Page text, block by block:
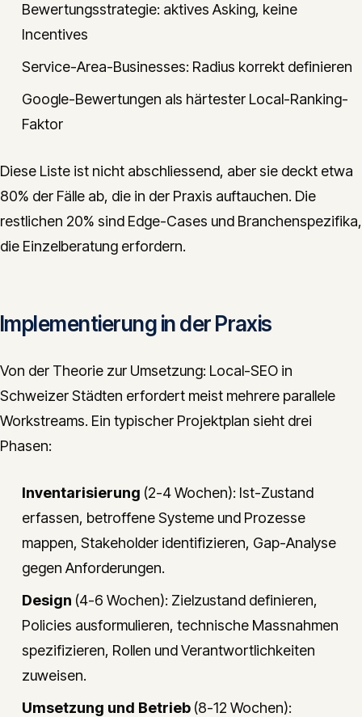
Bewertungsstrategie: aktives Asking, keine
Incentives
Service-Area-Businesses: Radius korrekt definieren
Google-Bewertungen als härtester Local-Ranking-
Faktor
Diese Liste ist nicht abschliessend, aber sie deckt etwa
80% der Fälle ab, die in der Praxis auftauchen. Die
restlichen 20% sind Edge-Cases und Branchenspezifika,
die Einzelberatung erfordern.
Implementierung in der Praxis
Von der Theorie zur Umsetzung: Local-SEO in
Schweizer Städten erfordert meist mehrere parallele
Workstreams. Ein typischer Projektplan sieht drei
Phasen:
Inventarisierung (2-4 Wochen): Ist-Zustand
erfassen, betroffene Systeme und Prozesse
mappen, Stakeholder identifizieren, Gap-Analyse
gegen Anforderungen.
Design (4-6 Wochen): Zielzustand definieren,
Policies ausformulieren, technische Massnahmen
spezifizieren, Rollen und Verantwortlichkeiten
zuweisen.
Umsetzung und Betrieb (8-12 Wochen):